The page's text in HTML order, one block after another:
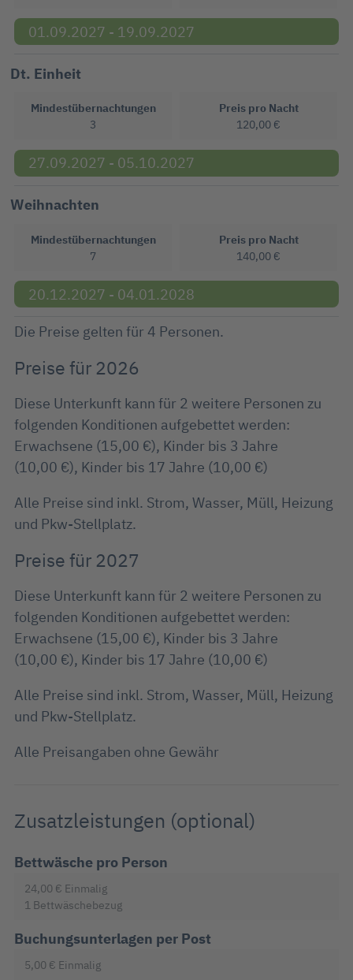
01.09.2027 - 19.09.2027
Dt. Einheit
Mindestübernachtungen
3
Preis pro Nacht
120,00 €
27.09.2027 - 05.10.2027
Weihnachten
Mindestübernachtungen
7
Preis pro Nacht
140,00 €
20.12.2027 - 04.01.2028
Die Preise gelten für 4 Personen.
Preise für 2026
Diese Unterkunft kann für 2 weitere Personen zu
folgenden Konditionen aufgebettet werden:
Erwachsene (15,00 €), Kinder bis 3 Jahre
(10,00 €), Kinder bis 17 Jahre (10,00 €)
Alle Preise sind inkl. Strom, Wasser, Müll, Heizung
und Pkw-Stellplatz.
Preise für 2027
Diese Unterkunft kann für 2 weitere Personen zu
folgenden Konditionen aufgebettet werden:
Erwachsene (15,00 €), Kinder bis 3 Jahre
(10,00 €), Kinder bis 17 Jahre (10,00 €)
Alle Preise sind inkl. Strom, Wasser, Müll, Heizung
und Pkw-Stellplatz.
Alle Preisangaben ohne Gewähr
Zusatzleistungen (optional)
Bettwäsche pro Person
24,00 € Einmalig
1 Bettwäschebezug
Buchungsunterlagen per Post
5,00 € Einmalig